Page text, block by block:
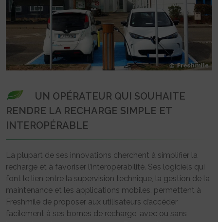
UN OPÉRATEUR QUI SOUHAITE
RENDRE LA RECHARGE SIMPLE ET
INTEROPÉRABLE
La plupart de ses innovations cherchent à simplifier la
recharge et à favoriser l’interopérabilité. Ses logiciels qui
font le lien entre la supervision technique, la gestion de la
maintenance et les applications mobiles, permettent à
Freshmile de proposer aux utilisateurs d’accéder
facilement à ses bornes de recharge, avec ou sans